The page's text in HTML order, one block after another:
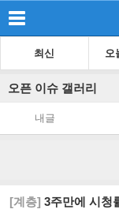
최신 오
오픈 이슈 갤러리
내글
[계층] 3주만에 시청